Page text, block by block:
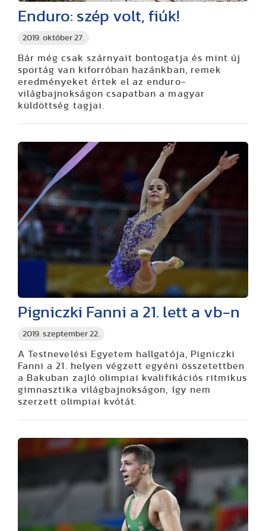
2019. október 27.
Enduro: szép volt, fiúk!
Bár még csak szárnyait bontogatja és mint új
sportág van kiforróban hazánkban, remek
eredményeket értek el az enduro-
világbajnokságon csapatban a magyar
küldöttség tagjai.
2019. szeptember 22.
Pigniczki Fanni a 21. lett a vb-n
A Testnevelési Egyetem hallgatója, Pigniczki
Fanni a 21. helyen végzett egyéni összetettben
a Bakuban zajló olimpiai kvalifikációs ritmikus
gimnasztika világbajnokságon, így nem
szerzett olimpiai kvótát.